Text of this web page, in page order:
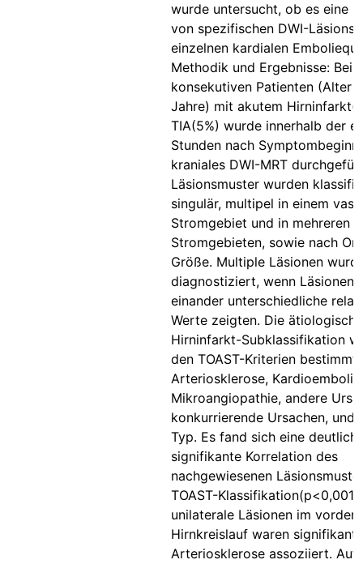
wurde untersucht, ob es eine
von spezifischen DWI-
einzelnen kardialen
Methodik und Ergebnisse: Bei
konsekutiven Patienten (Alter
Jahre) mit akutem
TIA(5%) wurde innerhalb der
Stunden nach Symptombeginn
kraniales DWI-MRT
Läsionsmuster wurden
singulär, multipel in einem
Stromgebiet und in mehreren
Stromgebieten, sowie nach
Größe. Multiple Läsionen
diagnostiziert, wenn Läsionen
einander unterschiedliche
Werte zeigten. Die ätiologische
Hirninfarkt-Subklassifikation
den TOAST-Kriterien bestimmt:
Arteriosklerose, Kardioembolie,
Mikroangiopathie, andere
konkurrierende Ursachen,
Typ. Es fand sich eine deutlich
signifikante Korrelation des
nachgewiesenen
TOAST-
unilaterale Läsionen im
Hirnkreislauf waren signifikant
Arteriosklerose assoziiert.